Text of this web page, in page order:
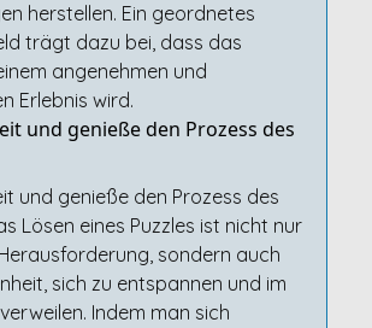
herstellen. Ein geordnetes
trägt dazu bei, dass das
angenehmen und
Erlebnis wird.
und genieße den Prozess des
und genieße den Prozess des
Lösen eines Puzzles ist nicht nur
sondern auch
sich zu entspannen und im
Indem man sich